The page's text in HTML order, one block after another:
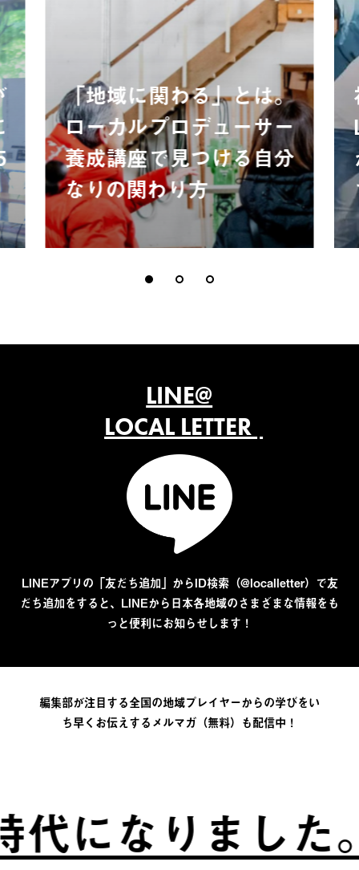
「地域に関わる」とは。
ローカルプロデューサー
養成講座で見つける自分
なりの関わり方
LINE@
LOCAL LETTER
LINEアプリの「友だち追加」からID検索（@localletter）で友
だち追加をすると、LINEから日本各地域のさまざまな情報をも
っと便利にお知らせします！
編集部が注目する全国の地域プレイヤーからの学びをい
ち早くお伝えするメルマガ（無料）も配信中！
なりました。